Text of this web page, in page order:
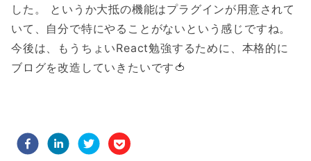
した。 というか大抵の機能はプラグインが用意されて
いて、自分で特にやることがないという感じですね。
今後は、もうちょいReact勉強するために、本格的に
ブログを改造していきたいです🍅